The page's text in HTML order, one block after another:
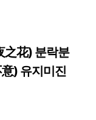
之花) 분락분
) 유지미진